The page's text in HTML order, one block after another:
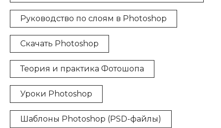
Руководство по слоям в Photoshop
Скачать Photoshop
Теория и практика Фотошопа
Уроки Photoshop
Шаблоны Photoshop (PSD-файлы)